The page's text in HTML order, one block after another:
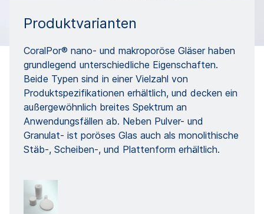
Produktvarianten
CoralPor® nano- und makroporöse Gläser haben
grundlegend unterschiedliche Eigenschaften.
Beide Typen sind in einer Vielzahl von
Produktspezifikationen erhältlich, und decken ein
außergewöhnlich breites Spektrum an
Anwendungsfällen ab. Neben Pulver- und
Granulat- ist poröses Glas auch als monolithische
Stäb-, Scheiben-, und Plattenform erhältlich.